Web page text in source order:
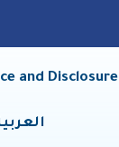
and Disclosure